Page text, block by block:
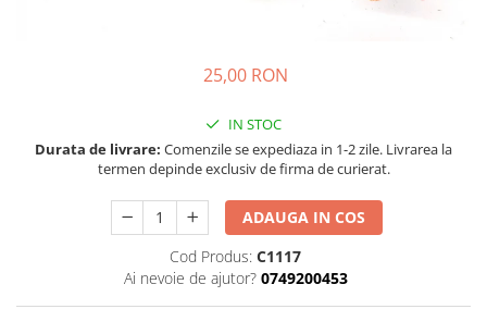
25,00 RON
IN STOC
Durata de livrare: Comenzile se expediaza in 1-2 zile. Livrarea la
termen depinde exclusiv de firma de curierat.
ADAUGA IN COS
Cod Produs: C1117
Ai nevoie de ajutor? 0749200453